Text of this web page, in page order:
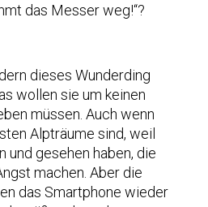
das Messer weg!“?
dieses Wunderding
wollen sie um keinen
müssen. Auch wenn
Alpträume sind, weil
und gesehen haben, die
machen. Aber die
das Smartphone wieder